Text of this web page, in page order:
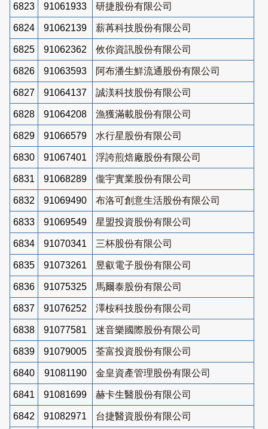
6823 91061933 研捷股份有限公司
6824 91062139 薪苒科技股份有限公司
6825 91062362 攸你資訊股份有限公司
6826 91063593 阿布潘生鮮流通股份有限公司
6827 91064137 誠渼科技股份有限公司
6828 91064208 漁獲滿載股份有限公司
6829 91066579 水行星股份有限公司
6830 91067401 浮誇煎焙廠股份有限公司
6831 91068289 儱宇實業股份有限公司
6832 91069490 布洛可創意生活股份有限公司
6833 91069549 星盟投資股份有限公司
6834 91070341 三杯股份有限公司
6835 91073261 昱叡電子股份有限公司
6836 91075325 馬爾泰股份有限公司
6837 91076252 澤桉科技股份有限公司
6838 91077581 迷音樂國際股份有限公司
6839 91079005 荃富投資股份有限公司
6840 91081190 金皇資產管理股份有限公司
6841 91081699 赫卡生醫股份有限公司
6842 91082971 台捷醫資股份有限公司